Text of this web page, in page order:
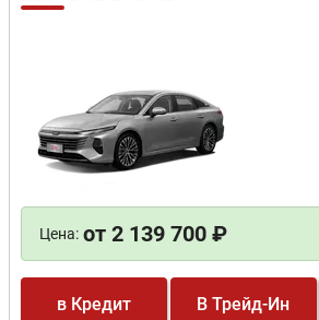
Цена: от 2 139 700 ₽
в Кредит В Трейд-Ин